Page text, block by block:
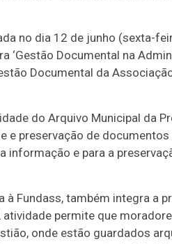
no dia 12 de junho (sexta-
‘Gestão Documental na
Documental da
do Arquivo Municipal da
e preservação de
informação e para a
à Fundass, também integra a
permite que
onde estão guardados